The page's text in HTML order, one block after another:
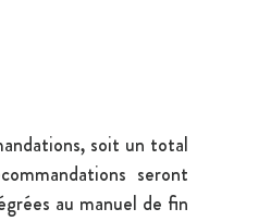
soit un total
seront
au manuel de fin